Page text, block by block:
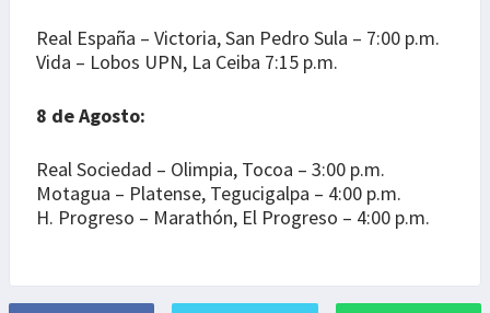
Real España – Victoria, San Pedro Sula – 7:00 p.m.
Vida – Lobos UPN, La Ceiba 7:15 p.m.
8 de Agosto:
Real Sociedad – Olimpia, Tocoa – 3:00 p.m.
Motagua – Platense, Tegucigalpa – 4:00 p.m.
H. Progreso – Marathón, El Progreso – 4:00 p.m.